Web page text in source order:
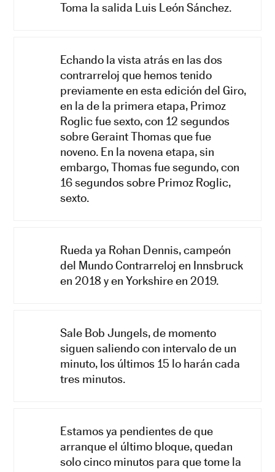
Toma la salida Luis León Sánchez.
Echando la vista atrás en las dos
contrarreloj que hemos tenido
previamente en esta edición del Giro,
en la de la primera etapa, Primoz
Roglic fue sexto, con 12 segundos
sobre Geraint Thomas que fue
noveno. En la novena etapa, sin
embargo, Thomas fue segundo, con
16 segundos sobre Primoz Roglic,
sexto.
Rueda ya Rohan Dennis, campeón
del Mundo Contrarreloj en Innsbruck
en 2018 y en Yorkshire en 2019.
Sale Bob Jungels, de momento
siguen saliendo con intervalo de un
minuto, los últimos 15 lo harán cada
tres minutos.
Estamos ya pendientes de que
arranque el último bloque, quedan
solo cinco minutos para que tome la